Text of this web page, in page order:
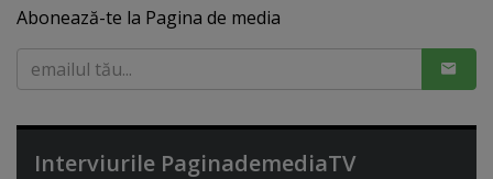
Abonează-te la Pagina de media
Interviurile PaginademediaTV